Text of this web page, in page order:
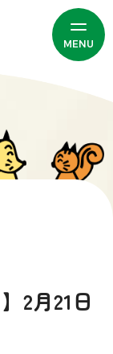
MENU
2月21日